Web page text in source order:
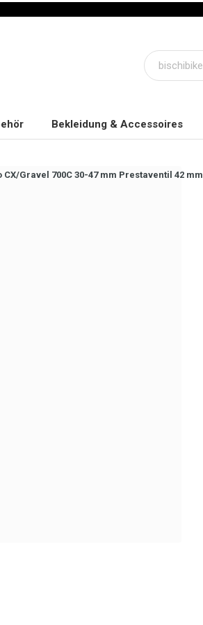
Bekleidung & Accessoires
Gravel 700C 30-47 mm Prestaventil 42 mm